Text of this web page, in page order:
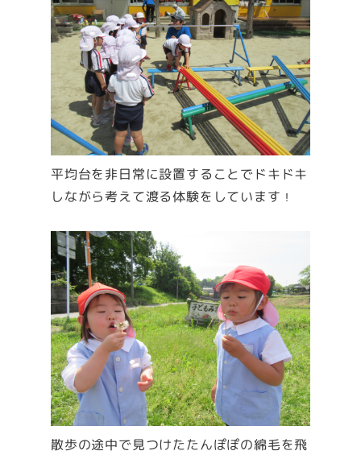
平均台を非日常に設置することでドキドキ
しながら考えて渡る体験をしています ！
散歩の途中で見つけたたんぽぽの綿毛を飛